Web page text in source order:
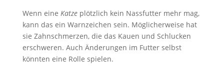
Wenn eine Katzeplötzlich kein Nassfutter mehr mag,
kann das ein Warnzeichen sein. Möglicherweise hat
sie Zahnschmerzen, die das Kauen und Schlucken
erschweren. Auch Änderungen im Futter selbst
könnten eine Rolle spielen.